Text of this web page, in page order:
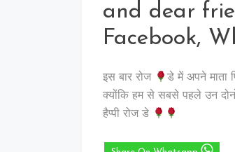
and dear
Facebook,
इस बार रोज
डे में अपने माता
क्योंकि हम से सबसे पहले उन
हैप्पी रोज डे